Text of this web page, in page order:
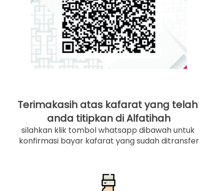
Terimakasih atas kafarat yang telah
anda titipkan di Alfatihah
silahkan klik tombol whatsapp dibawah untuk
konfirmasi bayar kafarat yang sudah ditransfer